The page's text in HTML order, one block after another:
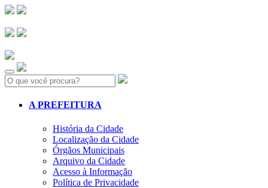
Search:
A PREFEITURA
História da Cidade
Localização da Cidade
Órgãos Municipais
Arquivo da Cidade
Acesso à Informação
Política de Privacidade